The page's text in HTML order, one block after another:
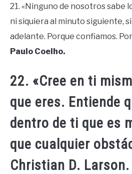
21. «Ninguno de nosotros sabe
ni siquiera al minuto siguiente,
adelante. Porque confiamos.
Paulo Coelho.
22. «Cree en ti
que eres. Entiende
dentro de ti que es
que cualquier
Christian D. Larson.